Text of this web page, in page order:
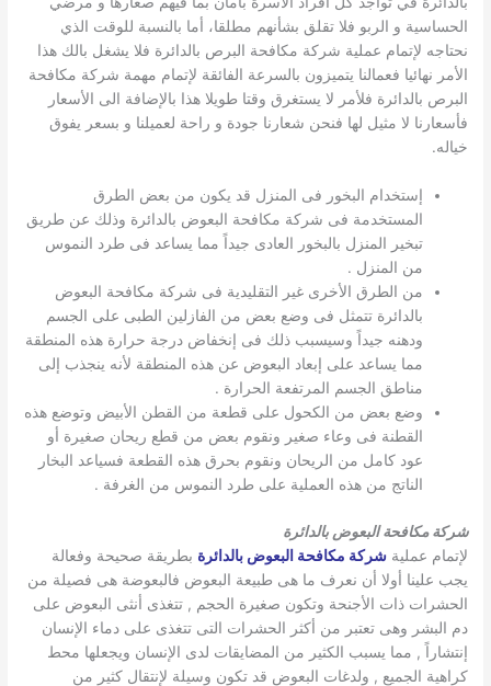
الحساسية و الربو فلا تقلق بشأنهم مطلقا، أما بالنسبة للوقت الذي
نحتاجه لإتمام عملية شركة مكافحة البرص بالدائرة فلا يشغل بالك هذا
الأمر نهائيا فعمالنا يتميزون بالسرعة الفائقة لإتمام مهمة شركة مكافحة
البرص بالدائرة فلأمر لا يستغرق وقتا طويلا هذا بالإضافة الى الأسعار
فأسعارنا لا مثيل لها فنحن شعارنا جودة و راحة لعميلنا و بسعر يفوق
خياله.
إستخدام البخور فى المنزل قد يكون من بعض الطرق
المستخدمة فى شركة مكافحة البعوض بالدائرة وذلك عن طريق
تبخير المنزل بالبخور العادى جيداً مما يساعد فى طرد النموس
من المنزل .
من الطرق الأخرى غير التقليدية فى شركة مكافحة البعوض
بالدائرة تتمثل فى وضع بعض من الفازلين الطبى على الجسم
ودهنه جيداً وسيسبب ذلك فى إنخفاض درجة حرارة هذه المنطقة
مما يساعد على إبعاد البعوض عن هذه المنطقة لأنه ينجذب إلى
مناطق الجسم المرتفعة الحرارة .
وضع بعض من الكحول على قطعة من القطن الأبيض وتوضع هذه
القطنة فى وعاء صغير ونقوم بعض من قطع ريحان صغيرة أو
عود كامل من الريحان ونقوم بحرق هذه القطعة فسياعد البخار
الناتج من هذه العملية على طرد النموس من الغرفة .
شركة مكافحة البعوض بالدائرة
لإتمام عملية شركة مكافحة البعوض بالدائرة بطريقة صحيحة وفعالة
يجب علينا أولا أن نعرف ما هى طبيعة البعوض فالبعوضة هى فصيلة من
الحشرات ذات الأجنحة وتكون صغيرة الحجم , تتغذى أنثى البعوض على
دم البشر وهى تعتبر من أكثر الحشرات التى تتغذى على دماء الإنسان
إنتشاراً , مما يسبب الكثير من المضايقات لدى الإنسان ويجعلها محط
كراهية الجميع , ولدغات البعوض قد تكون وسيلة لإنتقال كثير من